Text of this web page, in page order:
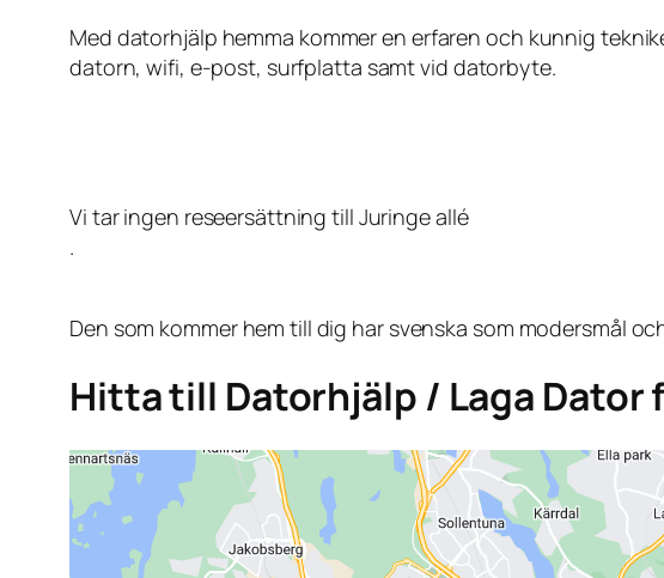
Med datorhjälp hemma kommer en erfaren och kunnig
datorn, wifi, e-post, surfplatta samt vid datorbyte.
Vi tar ingen reseersättning till Juringe allé
.
Den som kommer hem till dig har svenska som modersmål
Hitta till Datorhjälp / Laga Dator